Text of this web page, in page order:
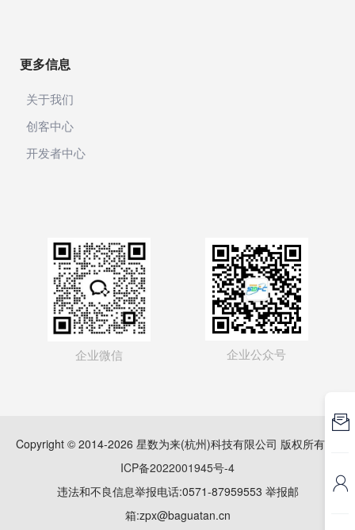
更多信息
关于我们
创客中心
开发者中心
企业微信 企业公众号
Copyright © 2014-2026 星数为来(杭州)科技有限公司 版权所有
ICP备2022001945号-4
违法和不良信息举报电话:0571-87959553 举报邮
箱:zpx@baguatan.cn

